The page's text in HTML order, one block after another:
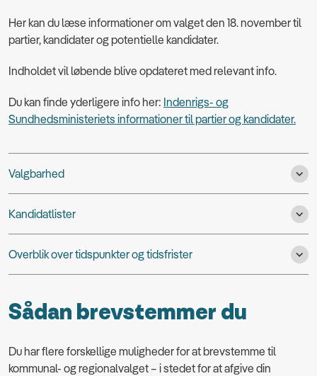
Her kan du læse informationer om valget den 18. november til
partier, kandidater og potentielle kandidater.
Indholdet vil løbende blive opdateret med relevant info.
Du kan finde yderligere info her: Indenrigs- og
Sundhedsministeriets informationer til partier og kandidater.
Valgbarhed
Kandidatlister
Overblik over tidspunkter og tidsfrister
Sådan brevstemmer du
Du har flere forskellige muligheder for at brevstemme til
kommunal- og regionalvalget – i stedet for at afgive din